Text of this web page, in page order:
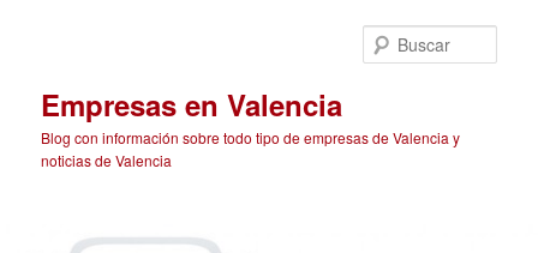
Empresas en Valencia
Blog con información sobre todo tipo de empresas de Valencia y
noticias de Valencia